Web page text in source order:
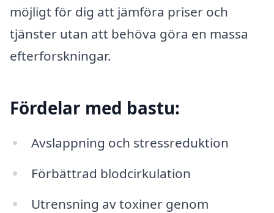
möjligt för dig att jämföra priser och
tjänster utan att behöva göra en massa
efterforskningar.
Fördelar med bastu:
Avslappning och stressreduktion
Förbättrad blodcirkulation
Utrensning av toxiner genom